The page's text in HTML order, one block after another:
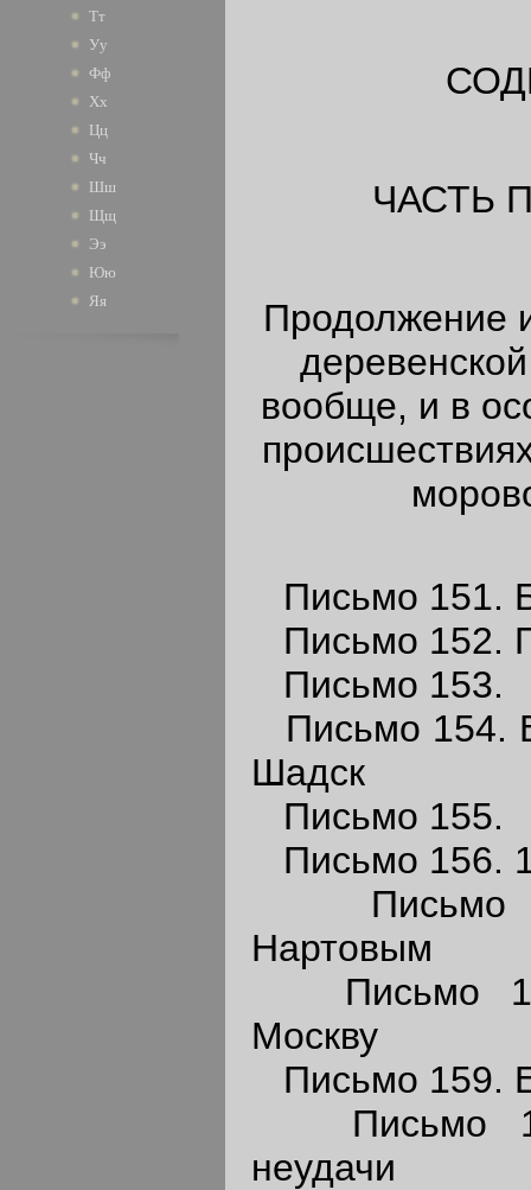
Тт
Уу
Фф
Хх
Цц
Чч
Шш
Щщ
Ээ
Юю
Яя
ЧАСТЬ
Продолжение
вообще, и в
Письмо 151.
Письмо 152.
Письмо 153.
Письмо 154.
Шадск
Письмо 155.
Письмо 156.
Письмо
Нартовым
Письмо
Москву
Письмо 159.
Письмо
неудачи